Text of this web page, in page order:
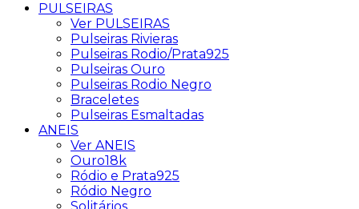
PULSEIRAS
Ver PULSEIRAS
Pulseiras Rivieras
Pulseiras Rodio/Prata925
Pulseiras Ouro
Pulseiras Rodio Negro
Braceletes
Pulseiras Esmaltadas
ANEIS
Ver ANEIS
Ouro18k
Ródio e Prata925
Ródio Negro